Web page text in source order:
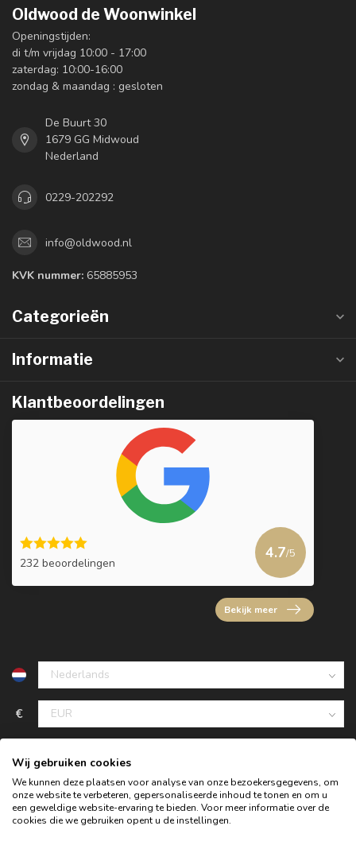
Oldwood de Woonwinkel
Openingstijden:
di t/m vrijdag 10:00 - 17:00
zaterdag: 10:00-16:00
zondag & maandag : gesloten
De Buurt 30
1679 GG Midwoud
Nederland
0229-202292
info@oldwood.nl
KVK nummer: 65885953
Categorieën
Informatie
Klantbeoordelingen
232 beoordelingen
4.7/5
Bekijk meer
€
Wij gebruiken cookies
We kunnen deze plaatsen voor analyse van onze bezoekersgegevens, om
onze website te verbeteren, gepersonaliseerde inhoud te tonen en om u
een geweldige website-ervaring te bieden. Voor meer informatie over de
cookies die we gebruiken opent u de instellingen.